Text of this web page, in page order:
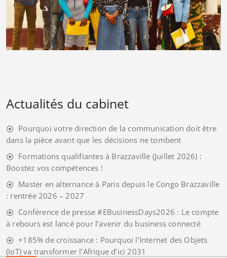
Actualités du cabinet
Pourquoi votre direction de la communication doit être
dans la pièce avant que les décisions ne tombent
Formations qualifiantes à Brazzaville (Juillet 2026) :
Boostez vos compétences !
Master en alternance à Paris depuis le Congo Brazzaville
: rentrée 2026 – 2027
Conférence de presse #EBusinessDays2026 : Le compte
à rebours est lancé pour l’avenir du business connecté
+185% de croissance : Pourquoi l’Internet des Objets
(IoT) va transformer l’Afrique d’ici 2031